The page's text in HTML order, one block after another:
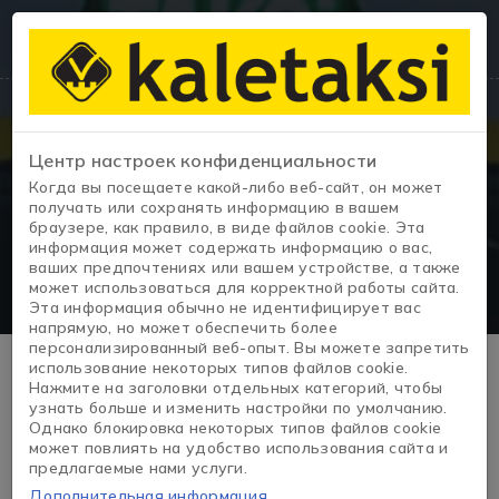
Выход такси
Бывшие такси – цены, стоимость и
объявления.
Бывшие такси — это автомобили с историей интенсивной
Центр настроек конфиденциальности
Когда вы посещаете какой-либо веб-сайт, он может
получать или сохранять информацию в вашем
браузере, как правило, в виде файлов cookie. Эта
информация может содержать информацию о вас,
ваших предпочтениях или вашем устройстве, а также
может использоваться для корректной работы сайта.
Эта информация обычно не идентифицирует вас
напрямую, но может обеспечить более
персонализированный веб-опыт. Вы можете запретить
использование некоторых типов файлов cookie.
Нажмите на заголовки отдельных категорий, чтобы
узнать больше и изменить настройки по умолчанию.
Однако блокировка некоторых типов файлов cookie
может повлиять на удобство использования сайта и
предлагаемые нами услуги.